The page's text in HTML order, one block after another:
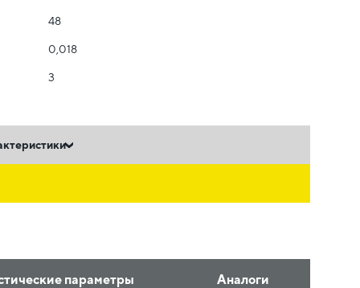
48
0,018
3
параметры Аналоги